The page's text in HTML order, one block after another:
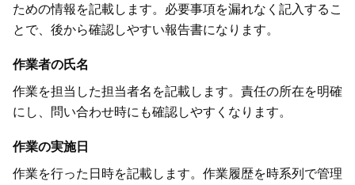
ための情報を記載します。必要事項を漏れなく記入するこ
とで、後から確認しやすい報告書になります。
作業者の氏名
作業を担当した担当者名を記載します。責任の所在を明確
にし、問い合わせ時にも確認しやすくなります。
作業の実施日
作業を行った日時を記載します。作業履歴を時系列で管理